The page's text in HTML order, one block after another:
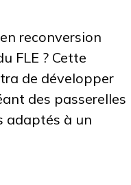
reconversion
FLE ? Cette
de développer
des passerelles
adaptés à un